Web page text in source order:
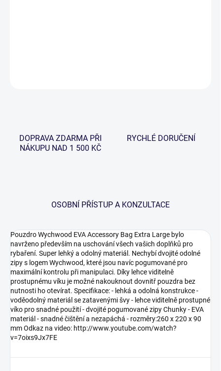
DOPRAVA ZDARMA PŘI
NÁKUPU NAD 1 500 KČ
RYCHLÉ DORUČENÍ
OSOBNÍ PŘÍSTUP A KONZULTACE
Pouzdro Wychwood EVA Accessory Bag Extra Large bylo
navrženo především na uschování všech vašich doplňků pro
rybaření. Super lehký a odolný materiál. Nechybí dvojité odolné
zipy s logem Wychwood, které jsou navíc pogumované pro
maximální kontrolu při manipulaci. Díky lehce viditelně
prostupnému víku je možné nakouknout dovnitř pouzdra bez
nutnosti ho otevírat. Specifikace: - lehká a odolná konstrukce -
voděodolný materiál se zatavenými švy - lehce viditelně prostupné
víko pro snadné použití - dvojité pogumované zipy Chunky - EVA
materiál - snadné čištění a nezapáchá - rozměry:260 x 220 x 90
mm Odkaz na video: http://www.youtube.com/watch?
v=7oixs9Jx7FE